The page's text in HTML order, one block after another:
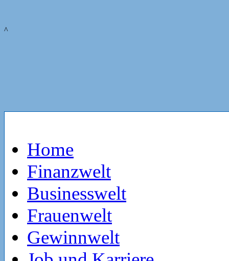
^
Home
Finanzwelt
Businesswelt
Frauenwelt
Gewinnwelt